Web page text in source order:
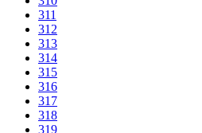
311
312
313
314
315
316
317
318
319